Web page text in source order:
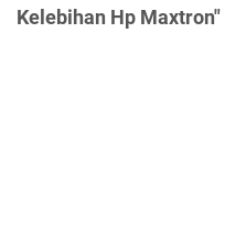
Kelebihan Hp Maxtron"